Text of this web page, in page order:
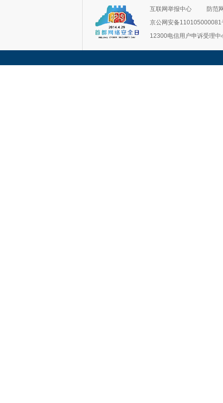
互联网举报中心
防范
京公网安备110105000081
12300电信用户申诉受理中